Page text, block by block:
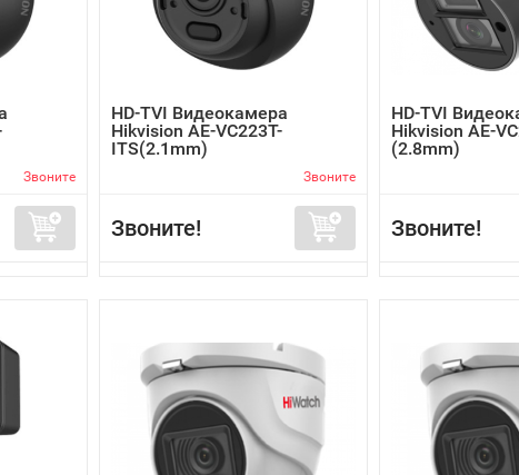
Звоните
HD-TVI Видеокамера
Hikvision AE-VC223T-
ITS(2.1mm)
Звоните
Звоните!
HD-TVI
Hikvision AE-
(2.8mm)
Звоните!